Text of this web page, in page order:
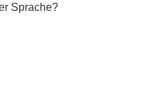
Sprache?